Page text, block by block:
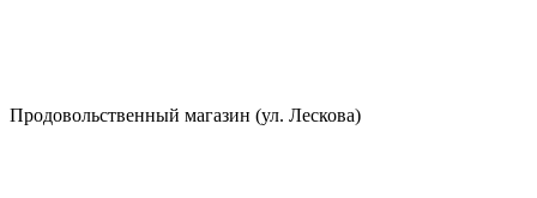
Продовольственный магазин (ул. Лескова)